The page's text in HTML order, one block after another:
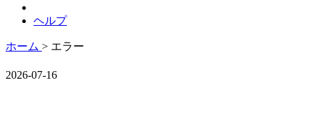
ヘルプ
ホーム > エラー
2026-07-16